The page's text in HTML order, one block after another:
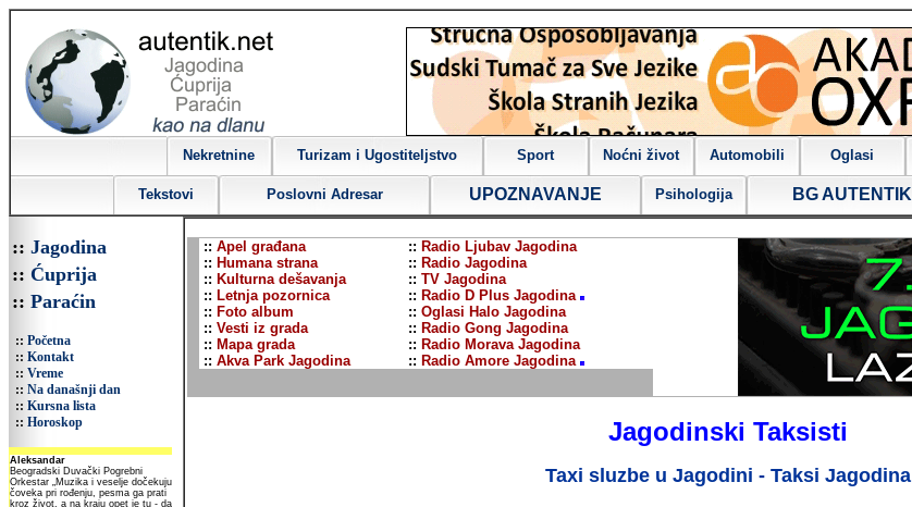
Nekretnine Turizam i Ugostiteljstvo Sport Noćni život Automobili Oglasi
Tekstovi Poslovni Adresar UPOZNAVANJE Psihologija BG AUTENTIK
:: Jagodina
:: Ćuprija
:: Paraćin
:: Početna
:: Kontakt
:: Vreme
:: Na današnji dan
:: Kursna lista
:: Horoskop
:: Apel građana :: Radio Ljubav Jagodina
:: Humana strana :: Radio Jagodina
:: Kulturna dešavanja :: TV Jagodina
:: Letnja pozornica :: Radio D Plus Jagodina
:: Foto album :: Oglasi Halo Jagodina
:: Vesti iz grada :: Radio Gong Jagodina
:: Mapa grada :: Radio Morava Jagodina
:: Akva Park Jagodina :: Radio Amore Jagodina
Jagodinski Taksisti
Taxi sluzbe u Jagodini - Taksi Jagodina